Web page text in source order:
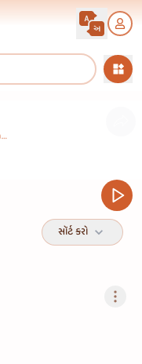
Premanand Swami
સૉર્ટ કરો